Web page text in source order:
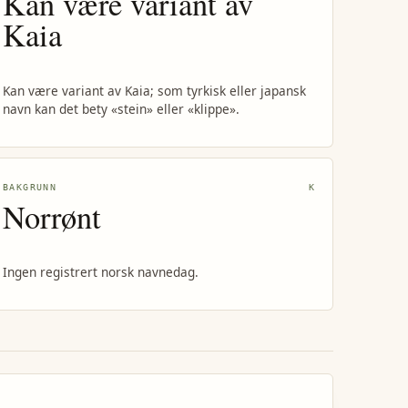
Kaia
Kan være variant av Kaia; som tyrkisk eller japansk
navn kan det bety «stein» eller «klippe».
BAKGRUNN K
Norrønt
Ingen registrert norsk navnedag.